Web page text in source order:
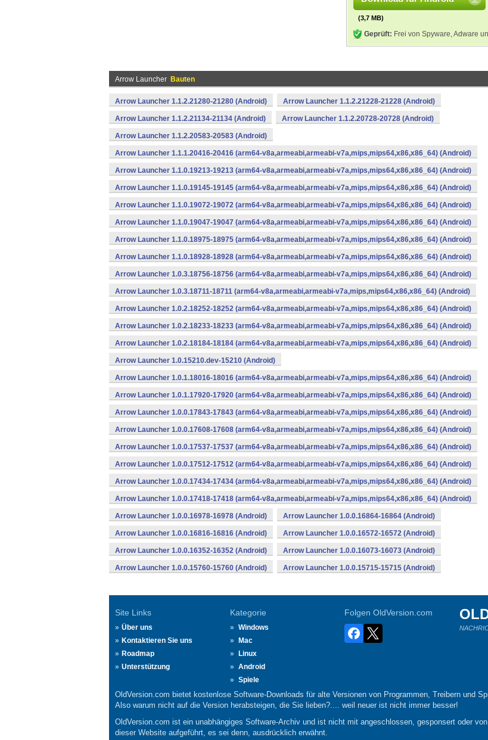
(3,7 MB)
Geprüft: Frei von Spyware, Adware
Arrow Launcher Bauten
Arrow Launcher 1.1.2.21280-21280 (Android) Arrow Launcher 1.1.2.21228-21228 (Android)
Arrow Launcher 1.1.2.21134-21134 (Android) Arrow Launcher 1.1.2.20728-20728 (Android)
Arrow Launcher 1.1.2.20583-20583 (Android)
Arrow Launcher 1.1.1.20416-20416 (arm64-v8a,armeabi,armeabi-v7a,mips,mips64,x86,x86_64) (Android)
Arrow Launcher 1.1.0.19213-19213 (arm64-v8a,armeabi,armeabi-v7a,mips,mips64,x86,x86_64) (Android)
Arrow Launcher 1.1.0.19145-19145 (arm64-v8a,armeabi,armeabi-v7a,mips,mips64,x86,x86_64) (Android)
Arrow Launcher 1.1.0.19072-19072 (arm64-v8a,armeabi,armeabi-v7a,mips,mips64,x86,x86_64) (Android)
Arrow Launcher 1.1.0.19047-19047 (arm64-v8a,armeabi,armeabi-v7a,mips,mips64,x86,x86_64) (Android)
Arrow Launcher 1.1.0.18975-18975 (arm64-v8a,armeabi,armeabi-v7a,mips,mips64,x86,x86_64) (Android)
Arrow Launcher 1.1.0.18928-18928 (arm64-v8a,armeabi,armeabi-v7a,mips,mips64,x86,x86_64) (Android)
Arrow Launcher 1.0.3.18756-18756 (arm64-v8a,armeabi,armeabi-v7a,mips,mips64,x86,x86_64) (Android)
Arrow Launcher 1.0.3.18711-18711 (arm64-v8a,armeabi,armeabi-v7a,mips,mips64,x86,x86_64) (Android)
Arrow Launcher 1.0.2.18252-18252 (arm64-v8a,armeabi,armeabi-v7a,mips,mips64,x86,x86_64) (Android)
Arrow Launcher 1.0.2.18233-18233 (arm64-v8a,armeabi,armeabi-v7a,mips,mips64,x86,x86_64) (Android)
Arrow Launcher 1.0.2.18184-18184 (arm64-v8a,armeabi,armeabi-v7a,mips,mips64,x86,x86_64) (Android)
Arrow Launcher 1.0.15210.dev-15210 (Android)
Arrow Launcher 1.0.1.18016-18016 (arm64-v8a,armeabi,armeabi-v7a,mips,mips64,x86,x86_64) (Android)
Arrow Launcher 1.0.1.17920-17920 (arm64-v8a,armeabi,armeabi-v7a,mips,mips64,x86,x86_64) (Android)
Arrow Launcher 1.0.0.17843-17843 (arm64-v8a,armeabi,armeabi-v7a,mips,mips64,x86,x86_64) (Android)
Arrow Launcher 1.0.0.17608-17608 (arm64-v8a,armeabi,armeabi-v7a,mips,mips64,x86,x86_64) (Android)
Arrow Launcher 1.0.0.17537-17537 (arm64-v8a,armeabi,armeabi-v7a,mips,mips64,x86,x86_64) (Android)
Arrow Launcher 1.0.0.17512-17512 (arm64-v8a,armeabi,armeabi-v7a,mips,mips64,x86,x86_64) (Android)
Arrow Launcher 1.0.0.17434-17434 (arm64-v8a,armeabi,armeabi-v7a,mips,mips64,x86,x86_64) (Android)
Arrow Launcher 1.0.0.17418-17418 (arm64-v8a,armeabi,armeabi-v7a,mips,mips64,x86,x86_64) (Android)
Arrow Launcher 1.0.0.16978-16978 (Android) Arrow Launcher 1.0.0.16864-16864 (Android)
Arrow Launcher 1.0.0.16816-16816 (Android) Arrow Launcher 1.0.0.16572-16572 (Android)
Arrow Launcher 1.0.0.16352-16352 (Android) Arrow Launcher 1.0.0.16073-16073 (Android)
Arrow Launcher 1.0.0.15760-15760 (Android) Arrow Launcher 1.0.0.15715-15715 (Android)
Site Links
Über uns
Kontaktieren Sie uns
Roadmap
Unterstützung
Kategorie
Windows
Mac
Linux
Android
Spiele
Folgen OldVersion.com
OldVersion.com bietet kostenlose Software-Downloads für alte Versionen von Programmen, Treibern und
Also warum nicht auf die Version herabsteigen, die Sie lieben?.... weil neuer ist nicht immer besser!
OldVersion.com ist ein unabhängiges Software-Archiv und ist nicht mit angeschlossen, gesponsert oder
dieser Website aufgeführt, es sei denn, ausdrücklich erwähnt.